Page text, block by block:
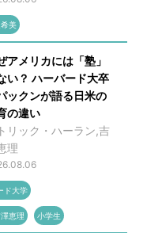
美
アメリカには「塾」
い？ ハーバード大卒
ックンが語る日米の
の違い
リック・ハーラン,吉
理
ド大学
恵理 小学生